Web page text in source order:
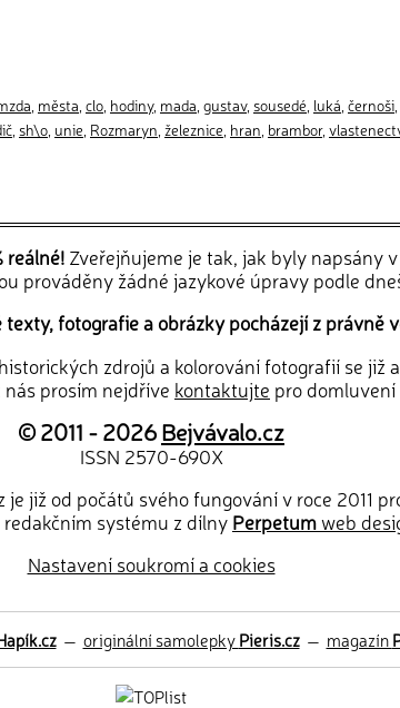
města clo hodiny, mada gustav, sousedé luká černoši
sh\o unie Rozmaryn železnice hran brambor,
reálné! Zveřejňujeme je tak, jak byly napsány
prováděny žádné jazykové úpravy podle
fotografie a obrázky pocházejí z právně
zdrojů a kolorování fotografií se již
prosím nejdříve kontaktujte pro domluvení
© 2011 - 2026Bejvávalo.cz
ISSN 2570-690X
je již od počátů svého fungování v roce 2011
systému z dílny Perpetumweb
Nastavení soukromí a cookies
— originální samolepkyPieris.cz— magazín